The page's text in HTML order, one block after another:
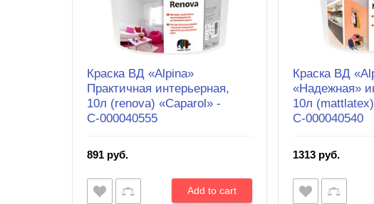
Краска ВД «Alpina»
Практичная интерьерная,
10л (renova) «Caparol» -
С-000040555
891 руб.
Краска ВД
«Надежная»
10л
С-000040540
1313 руб.